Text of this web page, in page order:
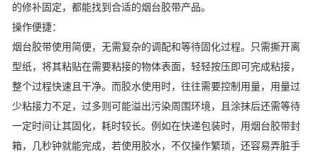
的修补固定，都能找到合适的烟台胶带产品。
操作便捷：
烟台胶带使用简便，无需复杂的调配和等待固化过程。只需撕开离
型纸，将其粘贴在需要粘接的物体表面，轻轻按压即可完成粘接，
整个过程快速且干净。而胶水使用时，往往需要控制用量，用量过
少粘接力不足，过多则可能溢出污染周围环境，且涂抹后还需等待
一定时间让其固化，耗时较长。例如在快递包装时，用烟台胶带封
箱，几秒钟就能完成，若使用胶水，不仅操作繁琐，还容易弄脏手